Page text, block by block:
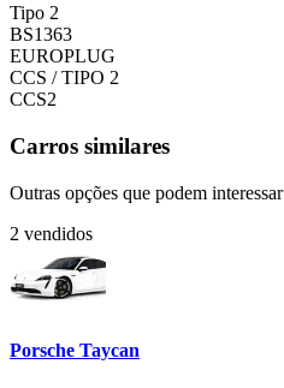
Tipo 2
BS1363
EUROPLUG
CCS / TIPO 2
CCS2
Carros similares
Outras opções que podem interessar
2 vendidos
Porsche Taycan